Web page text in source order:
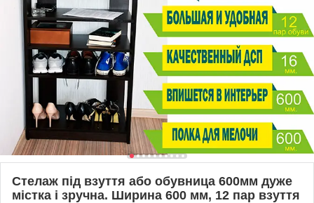
Стелаж під взуття або обувница 600мм дуже
містка і зручна. Ширина 600 мм, 12 пар взуття